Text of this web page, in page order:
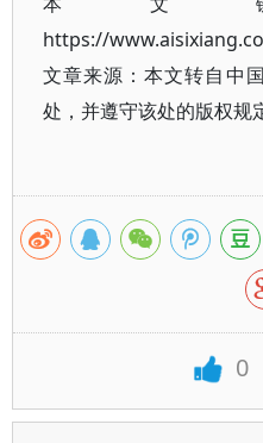
https://
文章来源：本文转自中
处，并遵守该处的版权规
0